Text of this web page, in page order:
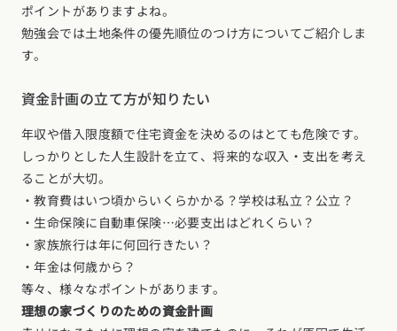
ポイントがありますよね。
勉強会では土地条件の優先順位のつけ方についてご紹介しま
す。
資金計画の立て方が知りたい
年収や借入限度額で住宅資金を決めるのはとても危険です。
しっかりとした人生設計を立て、将来的な収入・支出を考え
ることが大切。
・教育費はいつ頃からいくらかかる？学校は私立？公立？
・生命保険に自動車保険…必要支出はどれくらい？
・家族旅行は年に何回行きたい？
・年金は何歳から？
等々、様々なポイントがあります。
理想の家づくりのための資金計画